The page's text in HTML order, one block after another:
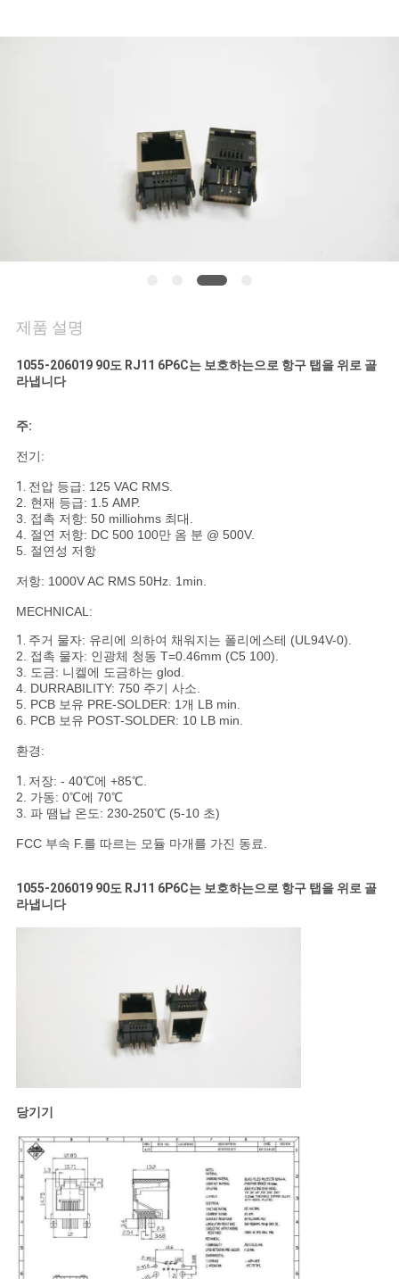
요
VR
이
트
맵
PRIVACY
POLICY
제품 설명
1055-206019 90도 RJ11 6P6C는 보호하는으로 항구 탭을 위로 골
라냅니다
주:
전기:
1. 전압 등급: 125 VAC RMS.
2. 현재 등급: 1.5 AMP.
3. 접촉 저항: 50 milliohms 최대.
4. 절연 저항: DC 500 100만 옴 분 @ 500V.
5. 절연성 저항
저항: 1000V AC RMS 50Hz. 1min.
MECHNICAL:
1. 주거 물자: 유리에 의하여 채워지는 폴리에스테 (UL94V-0).
2. 접촉 물자: 인광체 청동 T=0.46mm (C5 100).
3. 도금: 니켈에 도금하는 glod.
4. DURRABILITY: 750 주기 사소.
5. PCB 보유 PRE-SOLDER: 1개 LB min.
6. PCB 보유 POST-SOLDER: 10 LB min.
환경:
1. 저장: - 40℃에 +85℃.
2. 가동: 0℃에 70℃
3. 파 땜납 온도: 230-250℃ (5-10 초)
FCC 부속 F.를 따르는 모듈 마개를 가진 동료.
1055-206019 90도 RJ11 6P6C는 보호하는으로 항구 탭을 위로 골
라냅니다
당기기